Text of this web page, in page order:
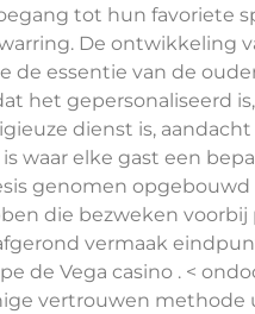
tot hun favoriete
De ontwikkeling
de essentie van de
het gepersonaliseerd is,
dienst is,
waar elke gast een
genomen opgebouwd
die bezweken
vermaak
de Vega casino . <
vertrouwen methode